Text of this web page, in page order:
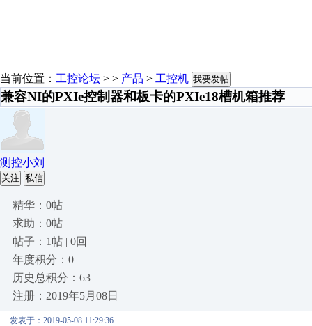
当前位置： 工控论坛 > > 产品 > 工控机 我要发帖
兼容NI的PXIe控制器和板卡的PXIe18槽机箱推荐
测控小刘
关注 私信
精华：0帖
求助：0帖
帖子：1帖 | 0回
年度积分：0
历史总积分：63
注册：2019年5月08日
发表于：2019-05-08 11:29:36